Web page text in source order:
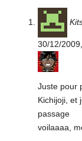
30/12/2009,
Juste pour
Kichijoji, et
passage
voilaaaa,